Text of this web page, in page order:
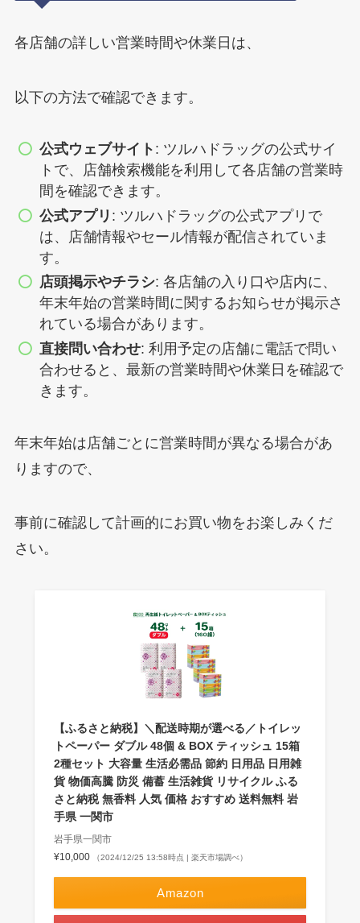
各店舗の詳しい営業時間や休業日は、
以下の方法で確認できます。
公式ウェブサイト : ツルハドラッグの公式サイ
トで、店舗検索機能を利用して各店舗の営業時
間を確認できます。
公式アプリ : ツルハドラッグの公式アプリで
は、店舗情報やセール情報が配信されていま
す。
店頭掲示やチラシ: 各店舗の入り口や店内に、
年末年始の営業時間に関するお知らせが掲示さ
れている場合があります。
直接問い合わせ: 利用予定の店舗に電話で問い
合わせると、最新の営業時間や休業日を確認で
きます。
年末年始は店舗ごとに営業時間が異なる場合があ
りますので、
事前に確認して計画的にお買い物をお楽しみくだ
さい。
【ふるさと納税】＼配送時期が選べる／トイレッ
トペーパー ダブル 48個 & BOX ティッシュ 15箱
2種セット 大容量 生活必需品 節約 日用品 日用雑
貨 物価高騰 防災 備蓄 生活雑貨 リサイクル ふる
さと納税 無香料 人気 価格 おすすめ 送料無料 岩
手県 一関市
岩手県一関市
¥10,000
（2024/12/25 13:58時点 | 楽天市場調べ）
Amazon